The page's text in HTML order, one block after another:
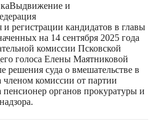
Выдвижение и
регистрации кандидатов в главы
на 14 сентября 2025 года
комиссии Псковской
голоса Елены Маятниковой
решения суда о вмешательстве в
комиссии от партии
органов прокуратуры и